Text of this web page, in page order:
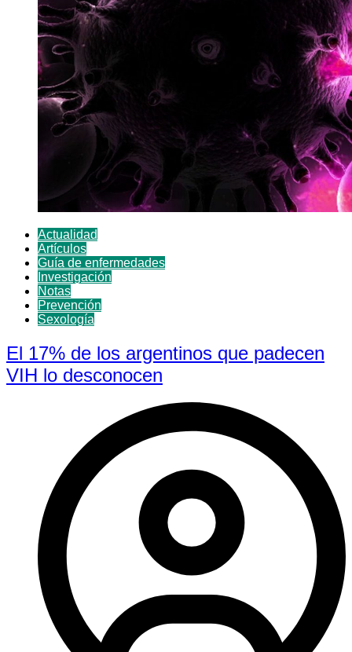
Actualidad
Artículos
Guía de enfermedades
Investigación
Notas
Prevención
Sexología
El 17% de los argentinos que padecen
VIH lo desconocen